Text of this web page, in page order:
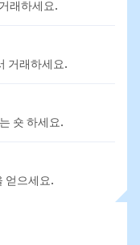
래하세요.
거래하세요.
숏 하세요.
얻으세요.